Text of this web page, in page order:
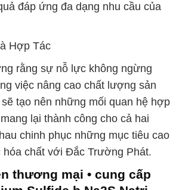
đáp ứng đa dạng nhu cầu của
Hợp Tác
rằng sự nỗ lực không ngừng
việc nâng cao chất lượng sản
tạo nên những mối quan hệ hợp
lại thành công cho cả hai
chinh phục những mục tiêu cao
hóa chất với Đắc Trường Phát.
thương mại • cung cấp